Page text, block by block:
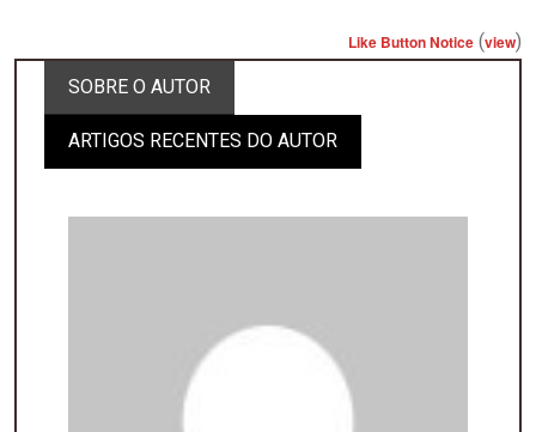
Like Button Notice (view)
SOBRE O AUTOR
ARTIGOS RECENTES DO AUTOR